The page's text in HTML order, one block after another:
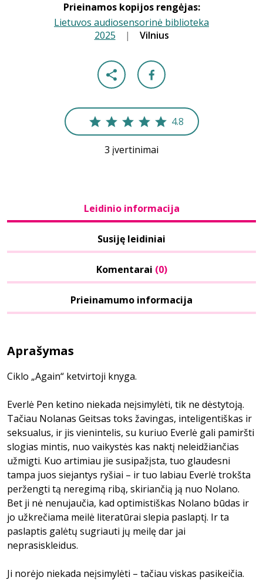
Prieinamos kopijos rengėjas:
Lietuvos audiosensorinė biblioteka
2025 | Vilnius
4.8
3 įvertinimai
Leidinio informacija
Susiję leidiniai
Komentarai (0)
Prieinamumo informacija
Aprašymas
Ciklo „Again“ ketvirtoji knyga.
Everlė Pen ketino niekada neįsimylėti, tik ne dėstytoją.
Tačiau Nolanas Geitsas toks žavingas, inteligentiškas ir
seksualus, ir jis vienintelis, su kuriuo Everlė gali pamiršti
slogias mintis, nuo vaikystės kas naktį neleidžiančias
užmigti. Kuo artimiau jie susipažįsta, tuo glaudesni
tampa juos siejantys ryšiai – ir tuo labiau Everlė trokšta
peržengti tą neregimą ribą, skiriančią ją nuo Nolano.
Bet ji nė nenujaučia, kad optimistiškas Nolano būdas ir
jo užkrečiama meilė literatūrai slepia paslaptį. Ir ta
paslaptis galėtų sugriauti jų meilę dar jai
neprasiskleidus.
Ji norėjo niekada neįsimylėti – tačiau viskas pasikeičia.